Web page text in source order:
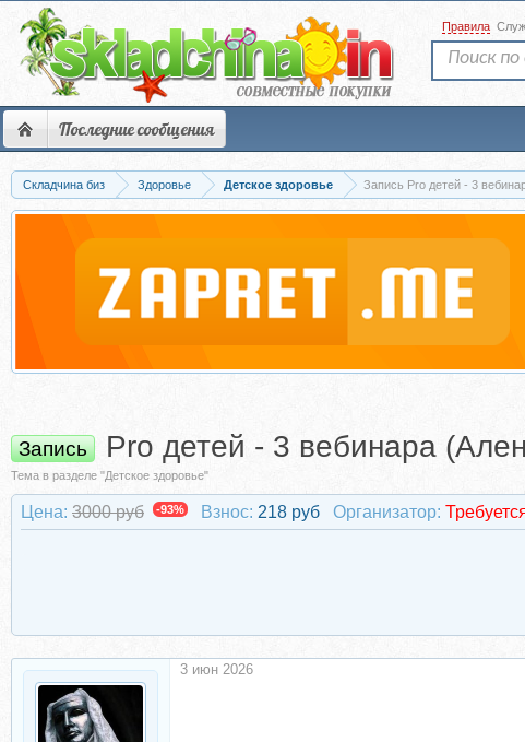
Последние сообщения
Правила
Складчина биз Здоровье Детское здоровье Запись Pro детей - 3
Запись Pro детей - 3 вебинара
Тема в разделе "Детское здоровье"
Цена: 3000 руб -93% Взнос: 218 руб Организатор:
3 июн 2026